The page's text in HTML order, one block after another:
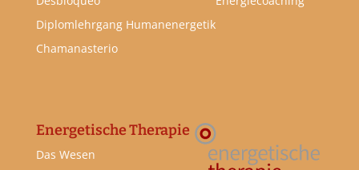
Diplomlehrgang Humanenergetik
Chamanasterio
Energetische Therapie
Das Wesen